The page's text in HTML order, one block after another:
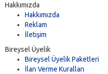
Hakkımızda
Hakkımızda
Reklam
İletişim
Bireysel Üyelik
Bireysel Üyelik Paketleri
İlan Verme Kuralları